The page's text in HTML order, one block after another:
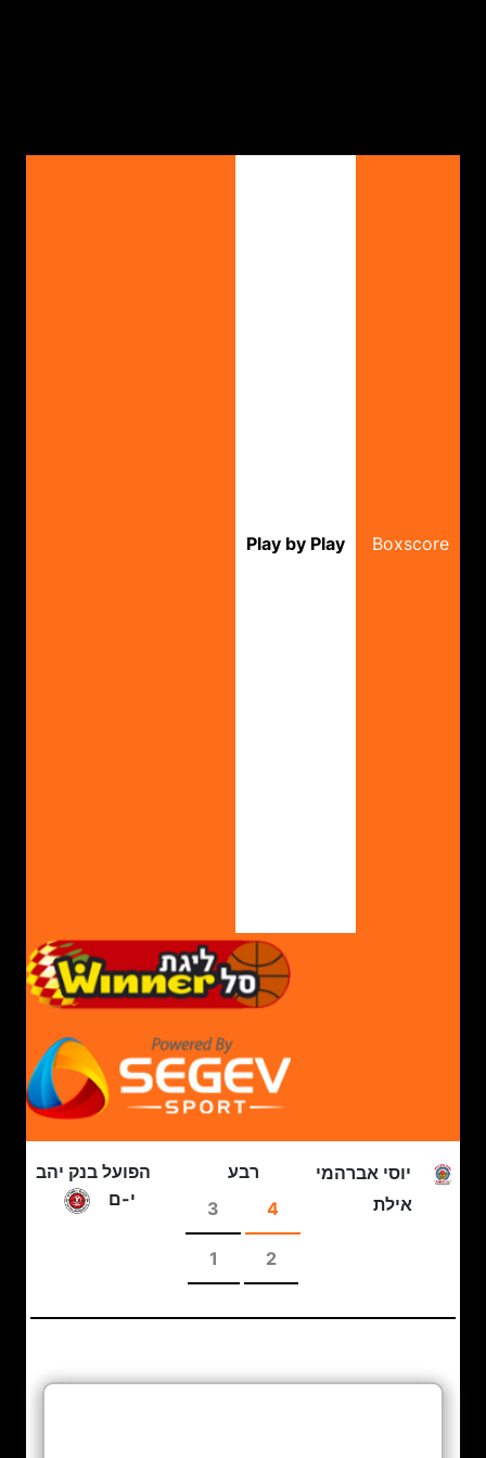
Boxscore
Play by Play
יוסי אברהמי
אילת
רבע
4
3
2
1
הפועל בנק יהב
י-ם